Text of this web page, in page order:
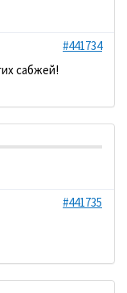
#441734
сабжей!
#441735